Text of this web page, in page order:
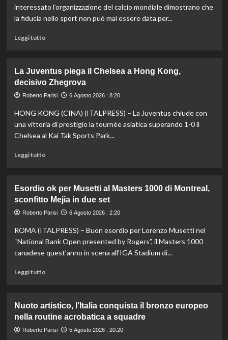
agli
Europei
arriva
nel
sincro
Pizzini
interessato l’organizzazione del calcio mondiale dimostrano che
la fiducia nello sport non può mai essere data per...
Leggi tuttoLeggi
Fifa,
Priante
(Siga)
credibilità
del
sistema
La Juventus piega il Chelsea a Hong Kong,
decisivo Zhegrova
Roberto Parisi 6 Agosto 2026 : 8:20
HONG KONG (CINA) (ITALPRESS) – La Juventus chiude con
una vittoria di prestigio la tournèe asiatica superando 1-0 il
Chelsea al Kai Tak Sports Park...
Leggi tuttoLeggi
La
Juventus
piega
Chelsea
a
Hong
Esordio ok per Musetti al Masters 1000 di Montreal,
sconfitto Mejia in due set
Roberto Parisi 6 Agosto 2026 : 2:20
ROMA (ITALPRESS) – Buon esordio per Lorenzo Musetti nel
“National Bank Open presented by Rogers”, il Masters 1000
canadese quest’anno in scena all’IGA Stadium di...
Leggi tuttoLeggi
Esordio
ok
per
Nuoto artistico, l’Italia conquista il bronzo europeo
nella routine acrobatica a squadre
Roberto Parisi 5 Agosto 2026 : 20:20